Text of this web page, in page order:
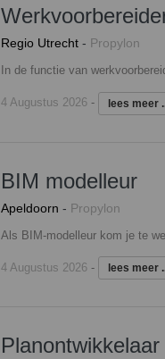
Regio Utrecht- Propylon
4 Augustus 2026- lees meer
BIM modelleur
Apeldoorn - Propylon
4 Augustus 2026- lees meer
Planontwikkelaar